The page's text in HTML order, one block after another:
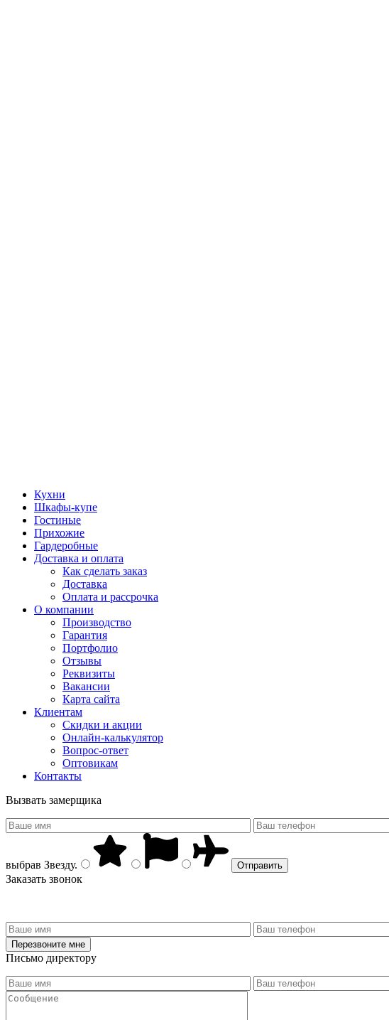
Кухни
Шкафы-купе
Гостиные
Прихожие
Гардеробные
Доставка и оплата
Как сделать заказ
Доставка
Оплата и рассрочка
О компании
Производство
Гарантия
Портфолио
Отзывы
Реквизиты
Вакансии
Карта сайта
Клиентам
Скидки и акции
Онлайн-калькулятор
Вопрос-ответ
Оптовикам
Контакты
Вызвать замерщика
выбрав Звезду.
Заказать звонок
Письмо директору